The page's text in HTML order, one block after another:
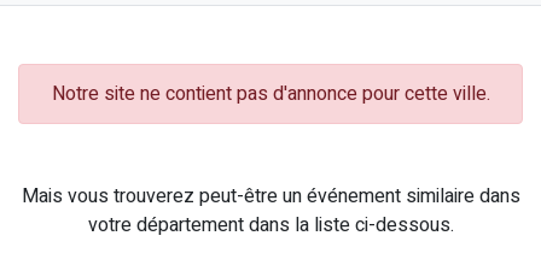
Notre site ne contient pas d'annonce pour cette ville.
Mais vous trouverez peut-être un événement similaire dans
votre département dans la liste ci-dessous.